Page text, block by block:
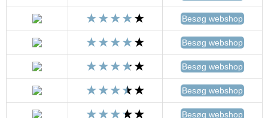
Besøg webshop
Besøg webshop
Besøg webshop
Besøg webshop
Besøg webshop